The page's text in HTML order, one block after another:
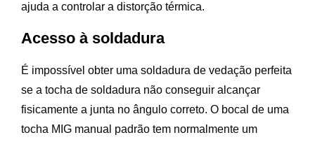
ajuda a controlar a distorção térmica.
Acesso à soldadura
É impossível obter uma soldadura de vedação perfeita
se a tocha de soldadura não conseguir alcançar
fisicamente a junta no ângulo correto. O bocal de uma
tocha MIG manual padrão tem normalmente um